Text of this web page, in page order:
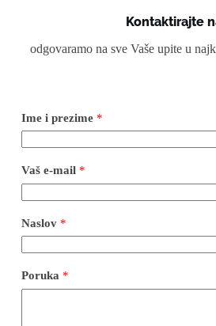
Kontaktirajte
odgovaramo na sve Vaše upite u
Ime i prezime *
Vaš e-mail *
Naslov *
Poruka *